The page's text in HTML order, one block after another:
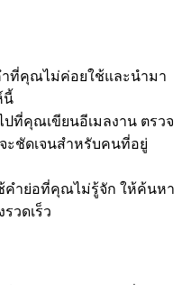
ำที่คุณไม่ค่อยใช้และนำมา
นี้
ปที่คุณเขียนอีเมลงาน ตรวจ
ชัดเจนสำหรับคนที่อยู่
คำย่อที่คุณไม่รู้จัก ให้ค้นหา
วดเร็ว